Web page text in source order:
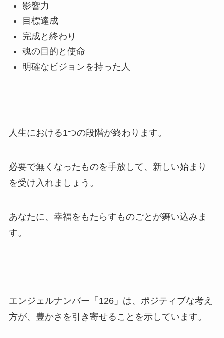
影響力
目標達成
完成と終わり
魂の目的と使命
明確なビジョンを持った人
人生における1つの段階が終わります。
必要で無くなったものを手放して、新しい始まり
を受け入れましょう。
あなたに、幸福をもたらすものごとが舞い込みま
す。
エンジェルナンバー「126」は、ポジティブな考え
方が、豊かさを引き寄せることを示しています。